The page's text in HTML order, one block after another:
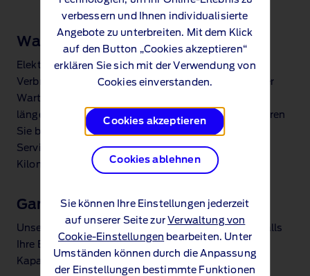
verbessern und Ihnen individualisierte
Angebote zu unterbreiten. Mit dem Klick
auf den Button „Cookies akzeptieren“
erklären Sie sich mit der Verwendung von
Cookies einverstanden.
Cookies akzeptieren
Cookies ablehnen
Sie können Ihre Einstellungen jederzeit
auf unserer Seite zurVerwaltung von
Cookie-Einstellungen bearbeiten. Unter
Umständen können durch die Anpassung
der Einstellungen bestimmte Funktionen
Wartungskosten
Elektroautos haben weniger bewegliche Teile als
Verbrenner und benötigen daher in der Regel weniger
Wartung. Das kann zu geringeren Kosten und einer
längeren Lebensdauer beitragen. Zusätzlich profitieren
Sie bei Ford Elektrofahrzeugen von einem
Serviceintervall von zwei Jahren ohne
Kilometerbegrenzung.
Garantie der Elektroauto‑Batterie
Unsere 8 Jahre/160.000 km Garantie schützt Sie, falls
Ihre Elektroauto‑Batterie schneller als erwartet an
Kapazität verliert.